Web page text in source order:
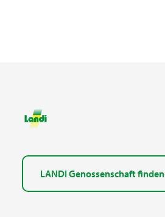
LANDI Genossenschaft finden